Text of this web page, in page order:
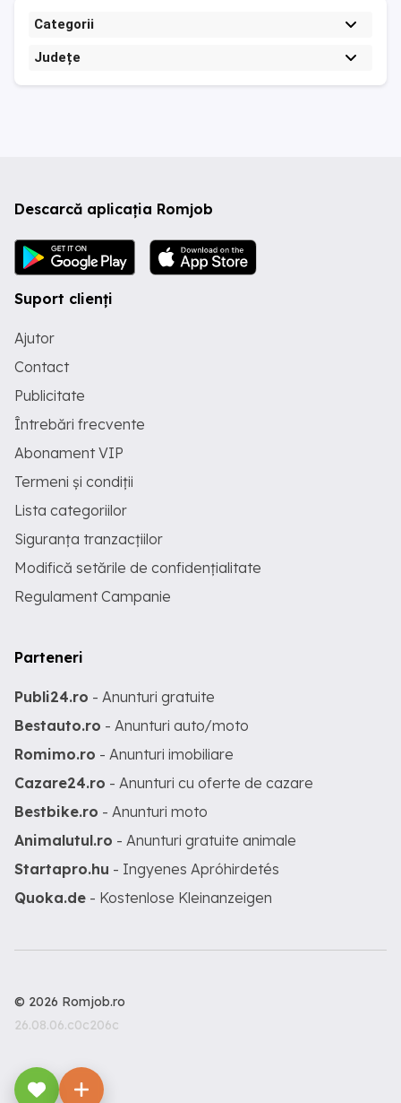
Categorii
Județe
Descarcă aplicația Romjob
Suport clienți
Ajutor
Contact
Publicitate
Întrebări frecvente
Abonament VIP
Termeni și condiții
Lista categoriilor
Siguranța tranzacțiilor
Modifică setările de confidențialitate
Regulament Campanie
Parteneri
Publi24.ro - Anunturi gratuite
Bestauto.ro - Anunturi auto/moto
Romimo.ro - Anunturi imobiliare
Cazare24.ro - Anunturi cu oferte de cazare
Bestbike.ro - Anunturi moto
Animalutul.ro - Anunturi gratuite animale
Startapro.hu - Ingyenes Apróhirdetés
Quoka.de - Kostenlose Kleinanzeigen
© 2026 Romjob.ro
26.08.06.c0c206c